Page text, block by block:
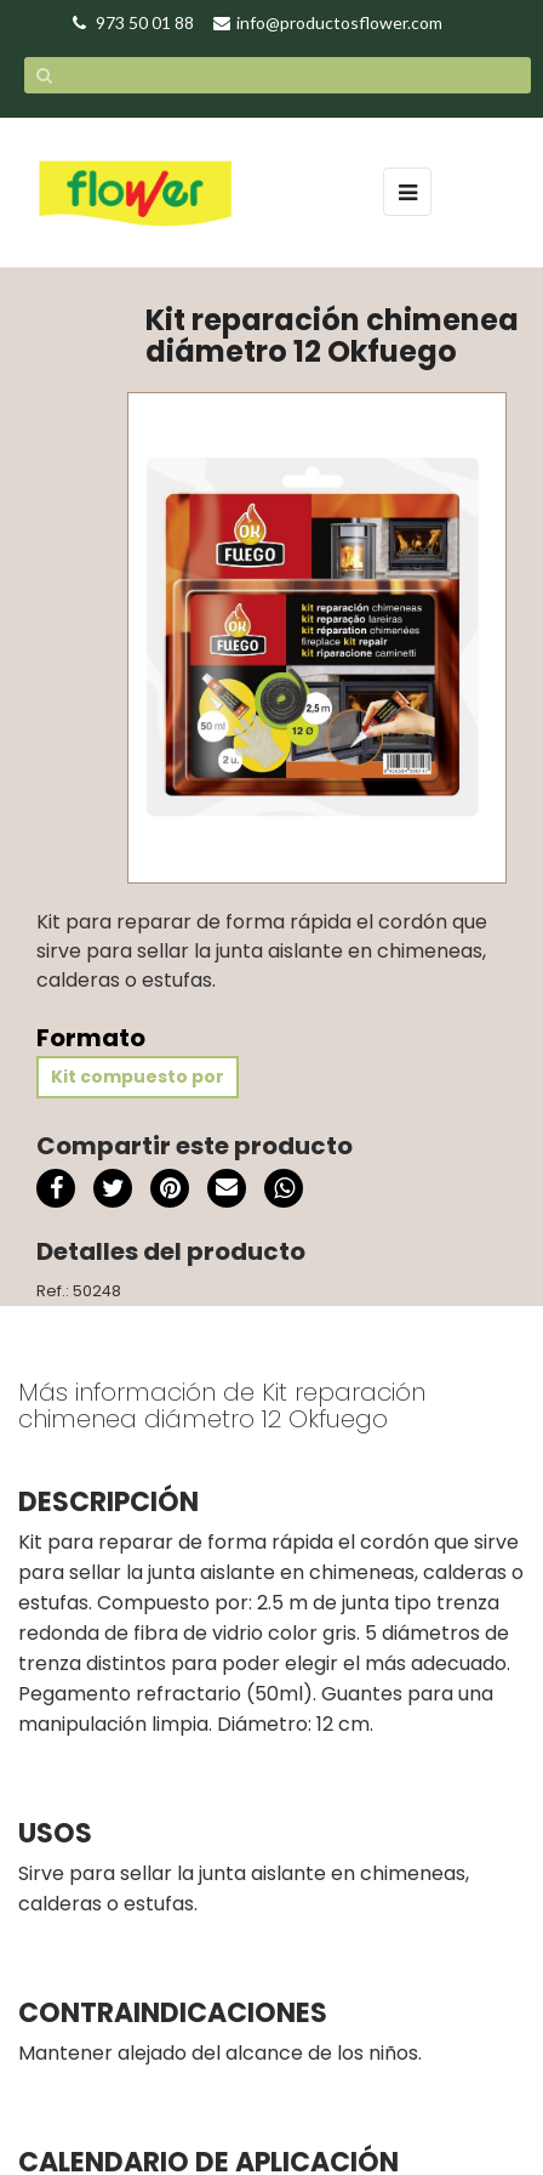
973 50 01 88 info@productosflower.com
Navegación
de
☰
Kit reparación chimenea
diámetro 12 Okfuego
Kit para reparar de forma rápida el cordón que
sirve para sellar la junta aislante en chimeneas,
calderas o estufas.
Formato
Kit compuesto por
Compartir este producto
Detalles del producto
Ref.: 50248
Más información de Kit reparación
chimenea diámetro 12 Okfuego
DESCRIPCIÓN
Kit para reparar de forma rápida el cordón que sirve
para sellar la junta aislante en chimeneas, calderas o
estufas. Compuesto por: 2.5 m de junta tipo trenza
redonda de fibra de vidrio color gris. 5 diámetros de
trenza distintos para poder elegir el más adecuado.
Pegamento refractario (50ml). Guantes para una
manipulación limpia. Diámetro: 12 cm.
USOS
Sirve para sellar la junta aislante en chimeneas,
calderas o estufas.
CONTRAINDICACIONES
Mantener alejado del alcance de los niños.
CALENDARIO DE APLICACIÓN